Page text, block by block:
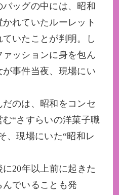
ッグの中には、昭和
れていたルーレット
いたことが判明。し
ッションに身を包ん
事件当夜、現場にい
のは、昭和をコンセ
“さすらいの洋菓子職
、現場にいた“昭和レ
20年以上前に起きた
でいることも発